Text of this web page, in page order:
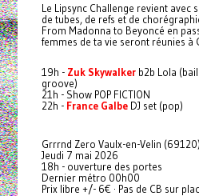
Le Lipsync Challenge revient avec
de tubes, de refs et de
From Madonna to Beyoncé en
femmes de ta vie seront réunies à
19h - Zuk Skywalkerb2b Lola
groove)
21h - Show POP FICTION
22h - France GalbeDJ set (pop)
Grrrnd Zero Vaulx-en-Velin (69120)
Jeudi 7 mai 2026
18h - ouverture des portes
Dernier métro 00h00
Prix libre +/- 6€ · Pas de CB sur